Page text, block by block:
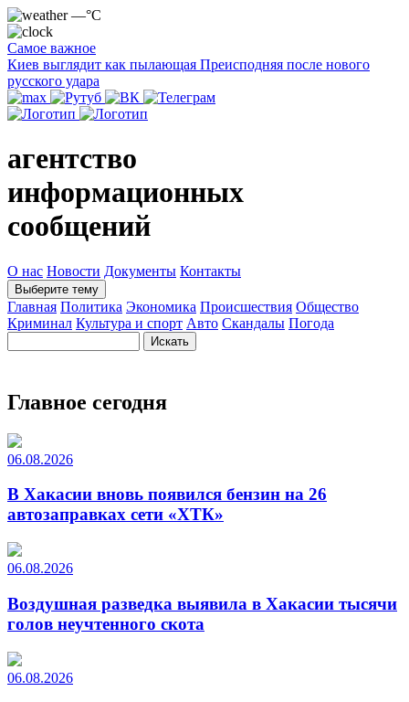
—°C
Самое важное
Киев выглядит как пылающая Преисподняя после нового
русского удара
агентство
информационных
сообщений
О нас Новости Документы Контакты
Выберите тему
Главная Политика Экономика Происшествия Общество
Криминал Культура и спорт Авто Скандалы Погода
Главное сегодня
06.08.2026
В Хакасии вновь появился бензин на 26
автозаправках сети «ХТК»
06.08.2026
Воздушная разведка выявила в Хакасии тысячи
голов неучтенного скота
06.08.2026